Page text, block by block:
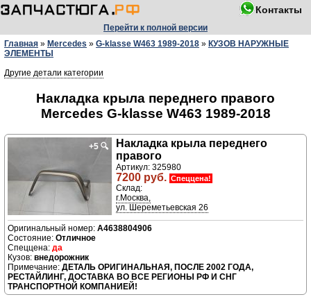
Контакты
Перейти к полной версии
Главная » Mercedes » G-klasse W463 1989-2018 » КУЗОВ НАРУЖНЫЕ
ЭЛЕМЕНТЫ
Другие детали категории
Накладка крыла переднего правого
Mercedes G-klasse W463 1989-2018
+5 🔍
Накладка крыла переднего
правого
Артикул: 325980
7200 руб. Спеццена!
Склад:
г.Москва,
ул. Шереметьевская 26
A4638804906
Отличное
да
внедорожник
ДЕТАЛЬ ОРИГИНАЛЬНАЯ, ПОСЛЕ 2002 ГОДА,
РЕСТАЙЛИНГ, ДОСТАВКА ВО ВСЕ РЕГИОНЫ РФ И СНГ
ТРАНСПОРТНОЙ КОМПАНИЕЙ!